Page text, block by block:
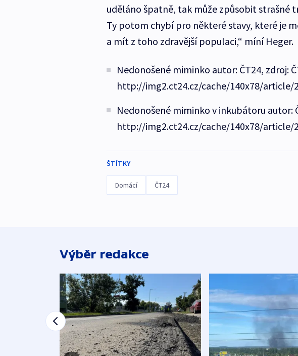
uděláno špatně, tak může způsobit strašné
Ty potom chybí pro některé stavy, které je
a mít z toho zdravější populaci,“ míní Heger.
Nedonošené miminko autor: ČT24, zdroj:
http://img2.ct24.cz/cache/140x78/article/
Nedonošené miminko v inkubátoru autor:
http://img2.ct24.cz/cache/140x78/article/
ŠTÍTKY
Domácí ČT24
Výběr redakce